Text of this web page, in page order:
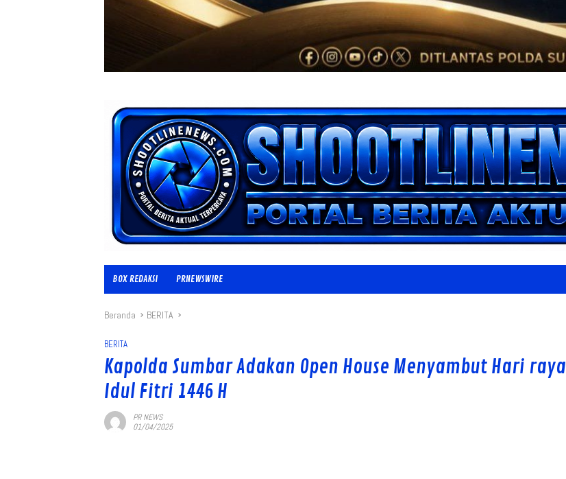
BOX REDAKSI PRNEWSWIRE
Beranda BERITA
BERITA
Kapolda Sumbar Adakan Open House Menyambut Hari raya
Idul Fitri 1446 H
PR NEWS
01/04/2025